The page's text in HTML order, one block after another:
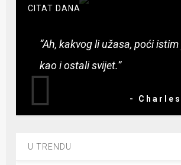
CITAT DANA
“Ah, kakvog li užasa, poći
kao i ostali svijet.”
-
U TRENDU